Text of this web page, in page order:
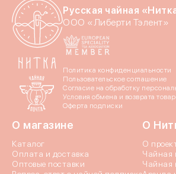
Русская чайная
ООО «Либерти Тэлент»
Политика конфиденциальности
Пользовательское соглашение
Согласие на обработку
Условия обмена и возврата
Оферта подписки
О магазине
Каталог
Оплата и доставка
Оптовые поставки
О
О
Чайная
Чайная